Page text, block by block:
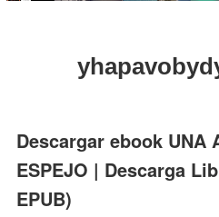
Descargar ebook UNA
ESPEJO | Descarga
EPUB)